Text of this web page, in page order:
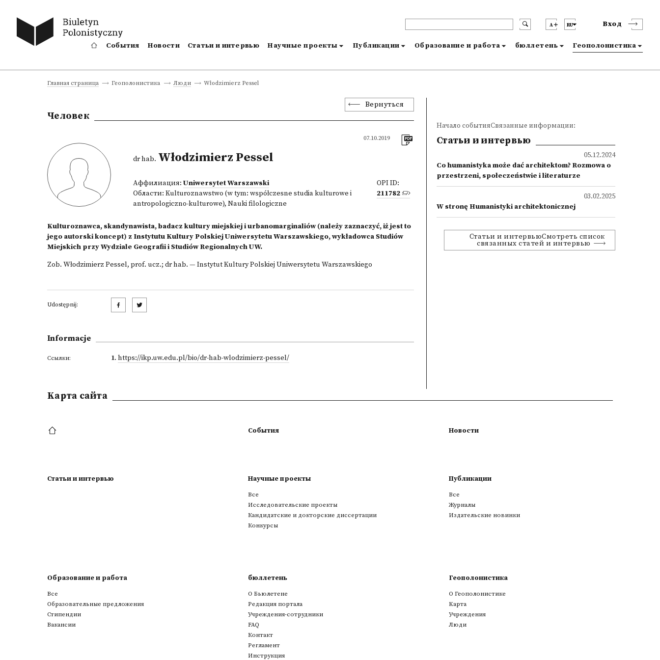
A RU Вход
События Новости Статьи и интервью Научные проекты Публикации Образование и работа бюллетень Геополонистика
Главная страница Геополонистика Люди Włodzimierz Pessel
Вернуться
Человек
07.10.2019
dr hab. Włodzimierz Pessel
Аффилиация: Uniwersytet Warszawski
Области: Kulturoznawstwo (w tym: współczesne studia kulturowe i
antropologiczno-kulturowe), Nauki filologiczne
OPI ID:
211782
Kulturoznawca, skandynawista, badacz kultury miejskiej i urbanomarginaliów (należy zaznaczyć, iż jest to
jego autorski koncept) z Instytutu Kultury Polskiej Uniwersytetu Warszawskiego, wykładowca Studiów
Miejskich przy Wydziale Geografii i Studiów Regionalnych UW.
Zob. Włodzimierz Pessel, prof. ucz.; dr hab. — Instytut Kultury Polskiej Uniwersytetu Warszawskiego
Udostępnij:
Informacje
Ссылки: 1. https://ikp.uw.edu.pl/bio/dr-hab-wlodzimierz-pessel/
Начало событияСвязанные информации:
Статьи и интервью
05.12.2024
Co humanistyka może dać architektom? Rozmowa o
przestrzeni, społeczeństwie i literaturze
03.02.2025
W stronę Humanistyki architektonicznej
Статьи и интервьюСмотреть список
связанных статей и интервью
Kарта сайта
События Новости
Статьи и интервью Научные проекты
Все
Исследовательские проекты
Кандидатские и докторские диссертации
Конкурсы
Публикации
Все
Журналы
Издательские новинки
Образование и работа
Все
Образовательные предложения
Стипендии
Вакансии
бюллетень
О Бьюлетене
Редакция портала
Учреждения-сотрудники
FAQ
Контакт
Регламент
Инструкция
Геополонистика
О Геополонистике
Kарта
Учреждения
Люди